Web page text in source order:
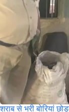
शराब से भरी बोरियां